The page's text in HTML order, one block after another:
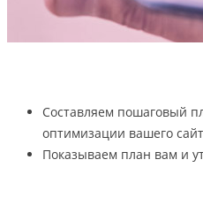
Составляем пошаговый
оптимизации вашего
Показываем план вам и